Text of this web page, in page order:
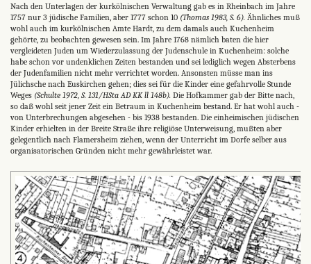
Nach den Unterlagen der kurkölnischen Verwaltung gab es in Rheinbach im Jahre
1757 nur 3 jüdische Familien, aber 1777 schon 10 (Thomas 1983, S. 6). Ähnliches muß
wohl auch im kurkölnischen Amte Hardt, zu dem damals auch Kuchenheim
gehörte, zu beobachten gewesen sein. Im Jahre 1768 nämlich baten die hier
vergleideten Juden um Wiederzulassung der Judenschule in Kuchenheim: solche
habe schon vor undenklichen Zeiten bestanden und sei lediglich wegen Absterbens
der Judenfamilien nicht mehr verrichtet worden. Ansonsten müsse man ins
Jülichsche nach Euskirchen gehen; dies sei für die Kinder eine gefahrvolle Stunde
Weges (Schulte 1972, S. 131/HSta AD KK ll 148b). Die Hofkammer gab der Bitte nach,
so daß wohl seit jener Zeit ein Betraum in Kuchenheim bestand. Er hat wohl auch -
von Unterbrechungen abgesehen - bis 1938 bestanden. Die einheimischen jüdischen
Kinder erhielten in der Breite Straße ihre religiöse Unterweisung, mußten aber
gelegentlich nach Flamersheim ziehen, wenn der Unterricht im Dorfe selber aus
organisatorischen Gründen nicht mehr gewährleistet war.